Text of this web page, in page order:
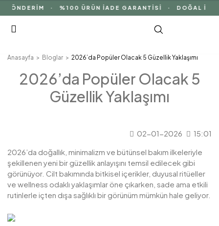
· %100 ÜRÜN İADE GARANTİSİ · DOĞAL İÇERİK
Anasayfa Bloglar 2026’da Popüler Olacak 5 Güzellik Yaklaşımı
2026’da Popüler Olacak 5
Güzellik Yaklaşımı
02-01-2026
15:01
2026’da doğallık, minimalizm ve bütünsel bakım ilkeleriyle
şekillenen yeni bir güzellik anlayışını temsil edilecek gibi
görünüyor. Cilt bakımında bitkisel içerikler, duyusal ritüeller
ve wellness odaklı yaklaşımlar öne çıkarken, sade ama etkili
rutinlerle içten dışa sağlıklı bir görünüm mümkün hale geliyor.